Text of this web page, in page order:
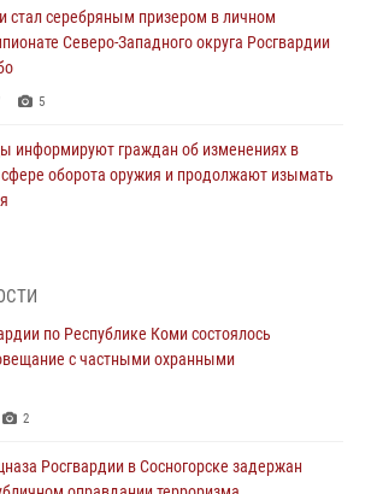
стал серебряным призером в личном
Северо-Западного округа Росгвардии
5
информируют граждан об изменениях в
сфере оборота оружия и продолжают изымать
оружия
обязанности начальника Управления
Коми лично проверил ДОЛ «Орленок»
по Республике Коми состоялось
с частными охранными
2
Росгвардии в Сосногорске задержан